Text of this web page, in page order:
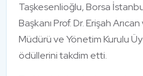
Taşkesenlioğlu, Borsa
Başkanı Prof. Dr. Erişah
Müdürü ve Yönetim Kurulu
ödüllerini takdim etti.